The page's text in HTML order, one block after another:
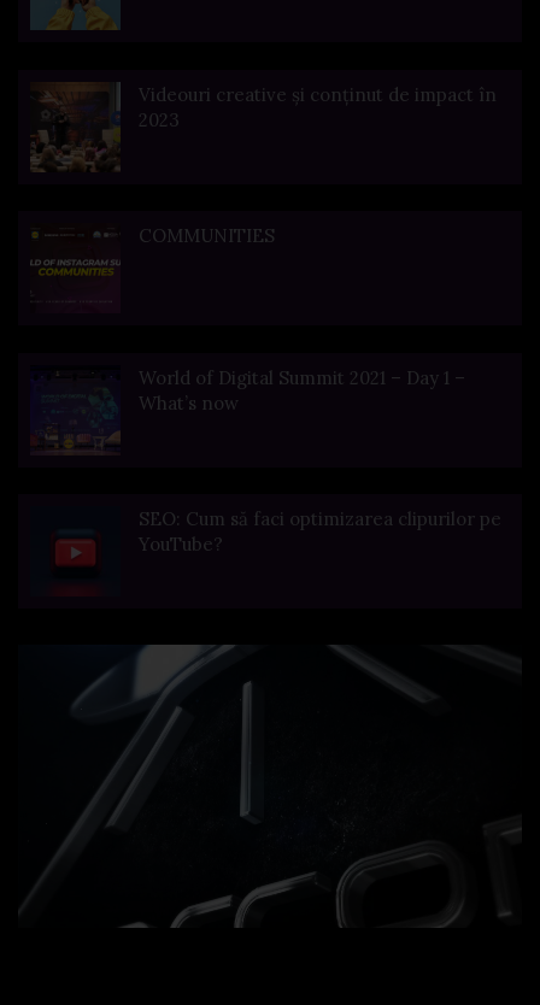
Videouri creative și conținut de impact în
2023
COMMUNITIES
World of Digital Summit 2021 – Day 1 –
What’s now
SEO: Cum să faci optimizarea clipurilor pe
YouTube?